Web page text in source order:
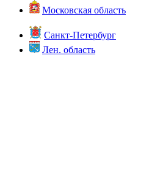
Московская область
Санкт-Петербург
Лен. область